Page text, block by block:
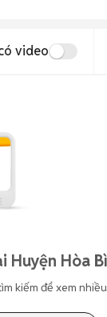
video
Hòa
kiếm để xem